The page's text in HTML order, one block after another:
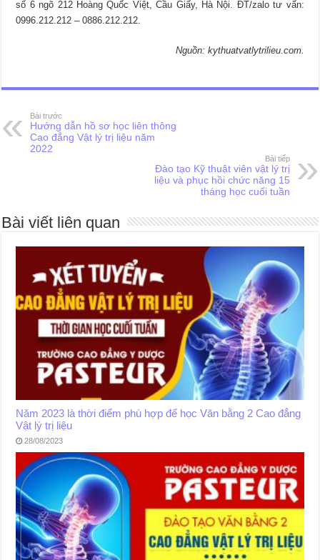
số 6 ngõ 212 Hoàng Quốc Việt, Cầu Giấy, Hà Nội. ĐT/zalo tư vấn:
0996.212.212 – 0886.212.212.
Nguồn: kythuatvatlytrilieu.com.
Bài trước
Hướng dẫn hồ sơ học liên thông
Cao đẳng Vật lý trị liệu năm
2022
Bài tiếp
Đào tạo Kỹ thuật viên vật lý trị
liệu và phục hồi chức năng 15
tháng học cuối tuần
Bài viết liên quan
Năm 2023 là thời điểm phù hợp để học Văn bằng 2 Cao đẳng
Vật lý trị liệu
28/08/2023